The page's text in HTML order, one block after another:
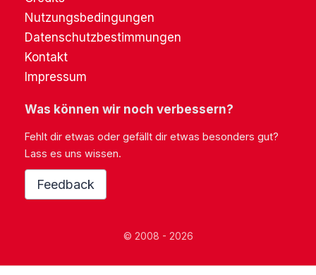
Nutzungsbedingungen
Datenschutzbestimmungen
Kontakt
Impressum
Was können wir noch verbessern?
Fehlt dir etwas oder gefällt dir etwas besonders gut?
Lass es uns wissen.
Feedback
© 2008 - 2026